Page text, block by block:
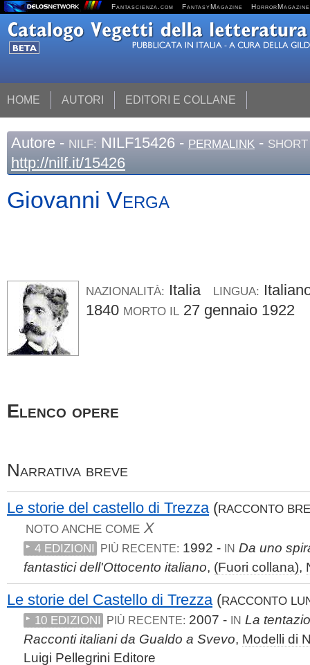
Fantascienza.com FantasyMagazine HorrorMagazine
HOME AUTORI EDITORI E COLLANE
Autore - NILF: NILF15426 - PERMALINK -
http://nilf.it/15426
Giovanni Verga
NAZIONALITÀ: Italia LINGUA:
1840 MORTO IL 27 gennaio 1922
Elenco opere
Narrativa breve
Le storie del castello di Trezza(RACCONTO
NOTO ANCHE COME X
4 EDIZIONI PIÙ RECENTE: 1992 - IN Da uno
fantastici dell'Ottocento italiano, (Fuori collana),
Le storie del Castello di Trezza (RACCONTO
10 EDIZIONI
PIÙ RECENTE: 2007 - IN La
Racconti italiani da Gualdo a Svevo, Modelli di
Luigi Pellegrini Editore